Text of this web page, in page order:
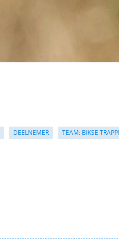
DEELNEMER TEAM: BIKSE